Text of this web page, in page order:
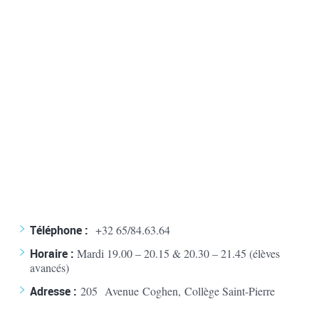
Téléphone : +32 65/84.63.64
Horaire : Mardi 19.00 – 20.15 & 20.30 – 21.45 (élèves
avancés)
Adresse : 205 Avenue Coghen, Collège Saint-Pierre